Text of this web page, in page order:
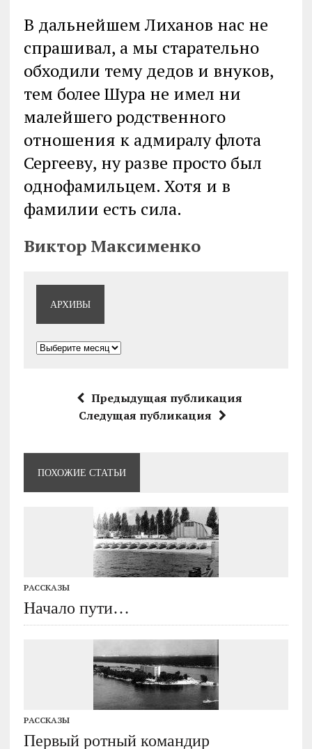
В дальнейшем Лиханов нас не
спрашивал, а мы старательно
обходили тему дедов и внуков,
тем более Шура не имел ни
малейшего родственного
отношения к адмиралу флота
Сергееву, ну разве просто был
однофамильцем. Хотя и в
фамилии есть сила.
Виктор Максименко
АРХИВЫ
Архивы
Предыдущая публикация
Следущая публикация
ПОХОЖИЕ СТАТЬИ
РАССКАЗЫ
Начало пути…
РАССКАЗЫ
Первый ротный командир